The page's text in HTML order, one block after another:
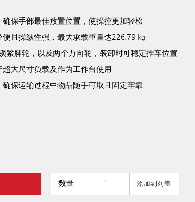
保手部最佳放置位置，使操控更加轻松
且操纵性强，最大承载重量达226.79 kg
紧脚轮，以及两个万向轮，装卸时可稳定推车位置
大尺寸负载及作为工作台使用
确保运输过程中物品随手可取且固定牢靠
数量 添加到列表